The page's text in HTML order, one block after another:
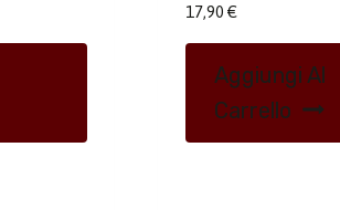
17,90 €
Aggiungi Al
Carrello